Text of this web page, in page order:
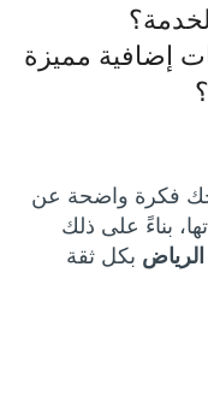
إضافية مميزة
فكرة واضحة عن
بناءً على ذلك
بكل ثقة